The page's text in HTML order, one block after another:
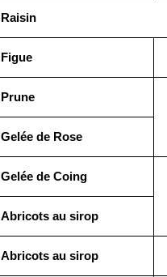
Raisin
Figue
Prune
Gelée de Rose
Gelée de Coing
Abricots au sirop
Abricots au sirop